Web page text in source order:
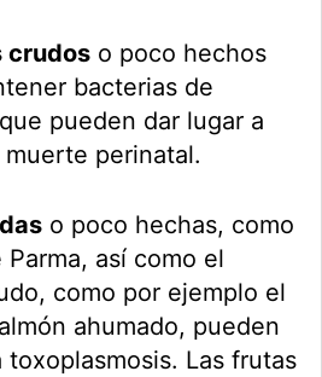
crudos o poco hechos
bacterias de
pueden dar lugar a
perinatal.
o poco hechas, como
así como el
como por ejemplo el
ahumado, pueden
toxoplasmosis. Las frutas